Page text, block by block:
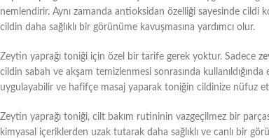
nemlendirir. Aynı zamanda antioksidan özelliği sayesinde
cildin daha sağlıklı bir görünüme kavuşmasına yardımcı olur.
Zeytin yaprağı toniği için özel bir tarife gerek yoktur. Sadece
cildin sabah ve akşam temizlenmesi sonrasında
uygulayabilir ve hafifçe masaj yaparak toniğin cildinize nüfuz
Zeytin yaprağı toniği, cilt bakım rutininin vazgeçilmez bir
kimyasal içeriklerden uzak tutarak daha sağlıklı ve canlı bir